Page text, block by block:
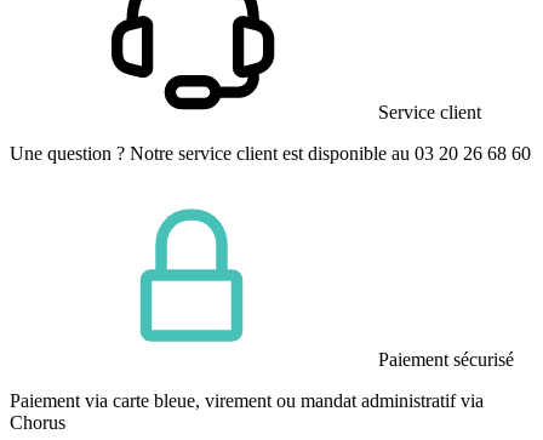
Service client
Une question ? Notre service client est disponible au 03 20 26 68 60
Paiement sécurisé
Paiement via carte bleue, virement ou mandat administratif via
Chorus